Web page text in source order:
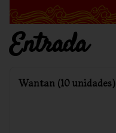
Entrada
Wantan (10 unidades)